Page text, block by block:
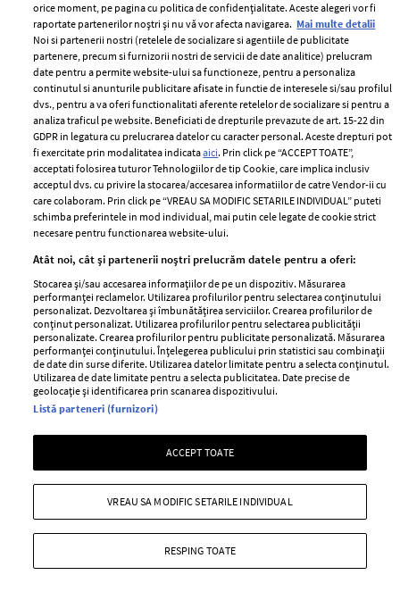
PALTON
06 ianuarie 2011
+ MAI MULTE
orice moment, pe pagina cu politica de confidențialitate. Aceste alegeri vor fi
raportate partenerilor noștri și nu vă vor afecta navigarea. Mai multe detalii
Noi si partenerii nostri (retelele de socializare si agentiile de publicitate
partenere, precum si furnizorii nostri de servicii de date analitice) prelucram
date pentru a permite website-ului sa functioneze, pentru a personaliza
continutul si anunturile publicitare afisate in functie de interesele si/sau profilul
dvs., pentru a va oferi functionalitati aferente retelelor de socializare si pentru a
analiza traficul pe website. Beneficiati de drepturile prevazute de art. 15-22 din
GDPR in legatura cu prelucrarea datelor cu caracter personal. Aceste drepturi pot
fi exercitate prin modalitatea indicataaici. Prin click pe “ACCEPT TOATE”,
acceptati folosirea tuturor Tehnologiilor de tip Cookie, care implica inclusiv
acceptul dvs. cu privire la stocarea/accesarea informatiilor de catre Vendor-ii cu
care colaboram. Prin click pe “VREAU SA MODIFIC SETARILE INDIVIDUAL” puteti
schimba preferintele in mod individual, mai putin cele legate de cookie strict
necesare pentru functionarea website-ului.
Atât noi, cât și partenerii noștri prelucrăm datele pentru a oferi:
Stocarea și/sau accesarea informațiilor de pe un dispozitiv. Măsurarea
performanței reclamelor. Utilizarea profilurilor pentru selectarea conținutului
personalizat. Dezvoltarea și îmbunătățirea serviciilor. Crearea profilurilor de
conținut personalizat. Utilizarea profilurilor pentru selectarea publicității
personalizate. Crearea profilurilor pentru publicitate personalizată. Măsurarea
performanței conținutului. Înțelegerea publicului prin statistici sau combinații
de date din surse diferite. Utilizarea datelor limitate pentru a selecta conținutul.
Utilizarea de date limitate pentru a selecta publicitatea. Date precise de
geolocație și identificarea prin scanarea dispozitivului.
Listă parteneri (furnizori)
ACCEPT TOATE
RESPING TOATE
VREAU SA MODIFIC SETARILE INDIVIDUAL